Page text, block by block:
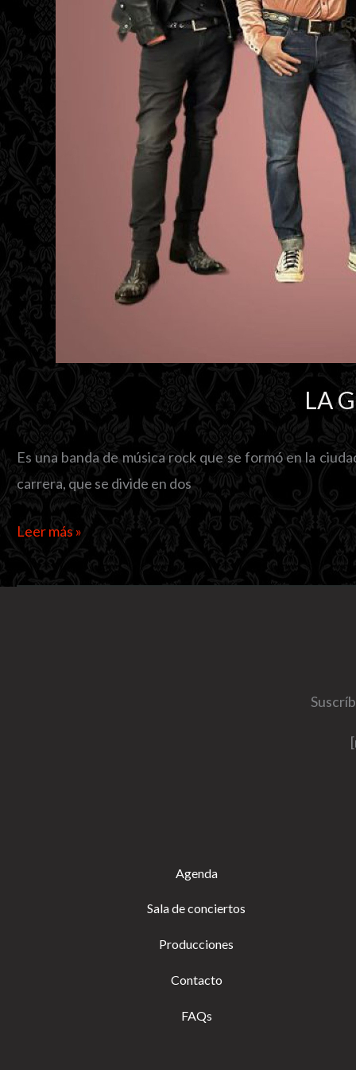
LA
Es una banda de música rock que se formó en la
carrera, que se divide en dos
LA
GUARDIA
Leer más »
Agenda
Sala de conciertos
Producciones
Contacto
FAQs